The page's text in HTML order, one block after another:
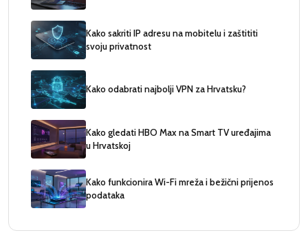
Kako sakriti IP adresu na mobitelu i zaštititi
svoju privatnost
Kako odabrati najbolji VPN za Hrvatsku?
Kako gledati HBO Max na Smart TV uređajima
u Hrvatskoj
Kako funkcionira Wi-Fi mreža i bežični prijenos
podataka